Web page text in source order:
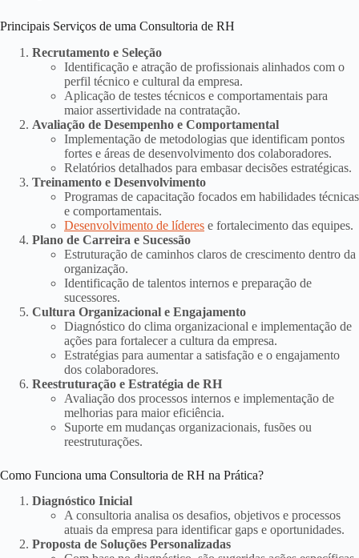
Principais Serviços de uma Consultoria de RH
Recrutamento e Seleção
Identificação e atração de profissionais alinhados com o
perfil técnico e cultural da empresa.
Aplicação de testes técnicos e comportamentais para
maior assertividade na contratação.
Avaliação de Desempenho e Comportamental
Implementação de metodologias que identificam pontos
fortes e áreas de desenvolvimento dos colaboradores.
Relatórios detalhados para embasar decisões estratégicas.
Treinamento e Desenvolvimento
Programas de capacitação focados em habilidades técnicas
e comportamentais.
Desenvolvimento de líderes e fortalecimento das equipes.
Plano de Carreira e Sucessão
Estruturação de caminhos claros de crescimento dentro da
organização.
Identificação de talentos internos e preparação de
sucessores.
Cultura Organizacional e Engajamento
Diagnóstico do clima organizacional e implementação de
ações para fortalecer a cultura da empresa.
Estratégias para aumentar a satisfação e o engajamento
dos colaboradores.
Reestruturação e Estratégia de RH
Avaliação dos processos internos e implementação de
melhorias para maior eficiência.
Suporte em mudanças organizacionais, fusões ou
reestruturações.
Como Funciona uma Consultoria de RH na Prática?
Diagnóstico Inicial
A consultoria analisa os desafios, objetivos e processos
atuais da empresa para identificar gaps e oportunidades.
Proposta de Soluções Personalizadas